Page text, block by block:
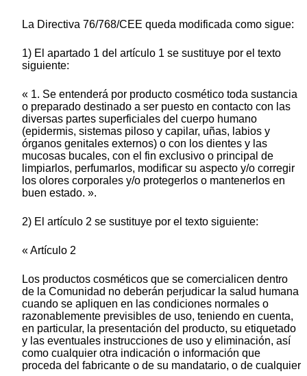
La Directiva 76/768/CEE queda modificada como sigue:
1) El apartado 1 del artículo 1 se sustituye por el texto
siguiente:
« 1. Se entenderá por producto cosmético toda sustancia
o preparado destinado a ser puesto en contacto con las
diversas partes superficiales del cuerpo humano
(epidermis, sistemas piloso y capilar, uñas, labios y
órganos genitales externos) o con los dientes y las
mucosas bucales, con el fin exclusivo o principal de
limpiarlos, perfumarlos, modificar su aspecto y/o corregir
los olores corporales y/o protegerlos o mantenerlos en
buen estado. ».
2) El artículo 2 se sustituye por el texto siguiente:
« Artículo 2
Los productos cosméticos que se comercialicen dentro
de la Comunidad no deberán perjudicar la salud humana
cuando se apliquen en las condiciones normales o
razonablemente previsibles de uso, teniendo en cuenta,
en particular, la presentación del producto, su etiquetado
y las eventuales instrucciones de uso y eliminación, así
como cualquier otra indicación o información que
proceda del fabricante o de su mandatario, o de cualquier